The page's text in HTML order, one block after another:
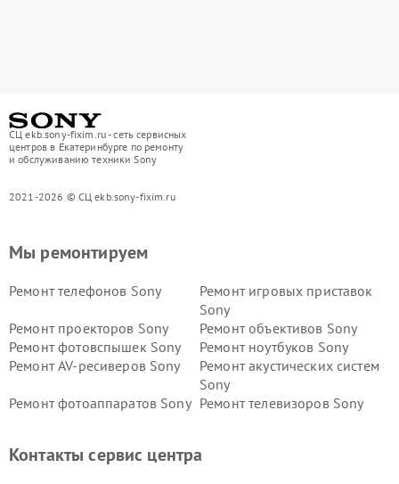
СЦ ekb.sony-fixim.ru - сеть сервисных
центров в Екатеринбурге по ремонту
и обслуживанию техники Sony
2021-2026 © СЦ ekb.sony-fixim.ru
Мы ремонтируем
Ремонт телефонов Sony
Ремонт игровых приставок
Sony
Ремонт проекторов Sony
Ремонт объективов Sony
Ремонт фотовспышек Sony
Ремонт ноутбуков Sony
Ремонт AV-ресиверов Sony
Ремонт акустических систем
Sony
Ремонт фотоаппаратов Sony Ремонт телевизоров Sony
Контакты сервис центра